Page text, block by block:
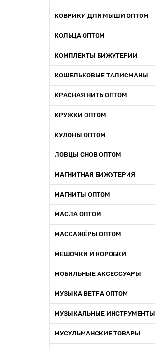
КОВРИКИ ДЛЯ МЫШИ ОПТОМ
КОЛЬЦА ОПТОМ
КОМПЛЕКТЫ БИЖУТЕРИИ
КОШЕЛЬКОВЫЕ ТАЛИСМАНЫ
КРАСНАЯ НИТЬ ОПТОМ
КРУЖКИ ОПТОМ
КУЛОНЫ ОПТОМ
ЛОВЦЫ СНОВ ОПТОМ
МАГНИТНАЯ БИЖУТЕРИЯ
МАГНИТЫ ОПТОМ
МАСЛА ОПТОМ
МАССАЖЁРЫ ОПТОМ
МЕШОЧКИ И КОРОБКИ
МОБИЛЬНЫЕ АКСЕССУАРЫ
МУЗЫКА ВЕТРА ОПТОМ
МУЗЫКАЛЬНЫЕ ИНСТРУМЕНТЫ
МУСУЛЬМАНСКИЕ ТОВАРЫ